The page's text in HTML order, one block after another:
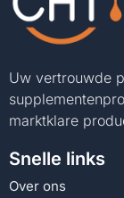
Uw vertrouwde
marktklare
Snelle links
Over ons